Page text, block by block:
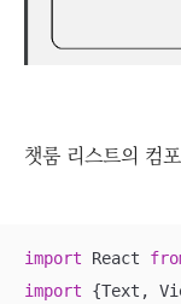
챗룸 리스트의 컴
import React
import {Text,